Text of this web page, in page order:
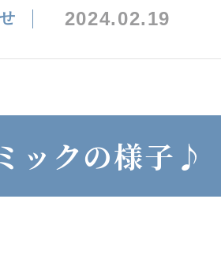
2024.02.19
ックの様子♪